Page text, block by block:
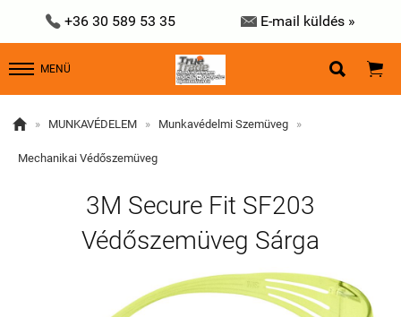
 +36 30 589 53 35  E-mail küldés »
MENÜ  
 » MUNKAVÉDELEM » Munkavédelmi Szemüveg »
Mechanikai Védőszemüveg
3M Secure Fit SF203
Védőszemüveg Sárga